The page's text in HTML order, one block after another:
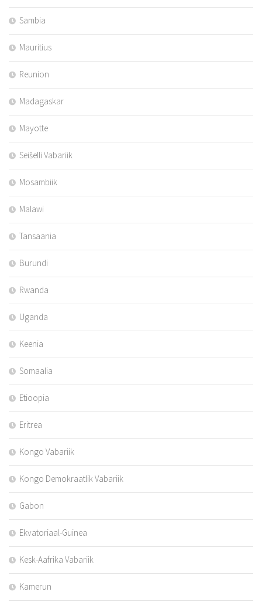
Sambia
Mauritius
Reunion
Madagaskar
Mayotte
Seišelli Vabariik
Mosambiik
Malawi
Tansaania
Burundi
Rwanda
Uganda
Keenia
Somaalia
Etioopia
Eritrea
Kongo Vabariik
Kongo Demokraatlik Vabariik
Gabon
Ekvatoriaal-Guinea
Kesk-Aafrika Vabariik
Kamerun